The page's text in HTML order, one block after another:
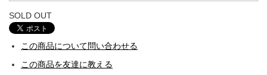
SOLD OUT
この商品について問い合わせる
この商品を友達に教える